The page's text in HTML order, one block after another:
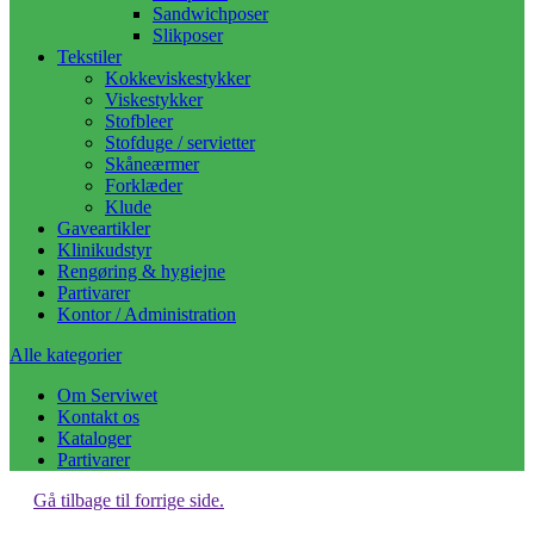
Sandwichposer
Slikposer
Tekstiler
Kokkeviskestykker
Viskestykker
Stofbleer
Stofduge / servietter
Skåneærmer
Forklæder
Klude
Gaveartikler
Klinikudstyr
Rengøring & hygiejne
Partivarer
Kontor / Administration
Alle kategorier
Om Serviwet
Kontakt os
Kataloger
Partivarer
Gå tilbage til forrige side.